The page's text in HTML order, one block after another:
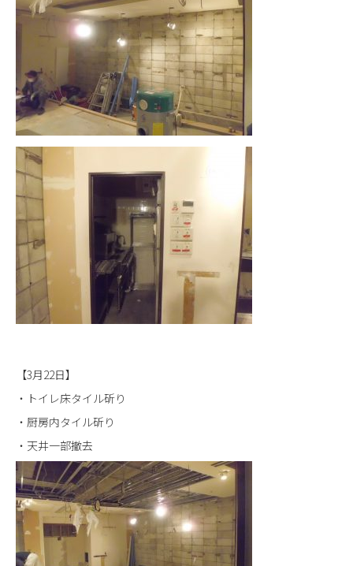
【3月22日】
・トイレ床タイル斫り
・厨房内タイル斫り
・天井一部撤去